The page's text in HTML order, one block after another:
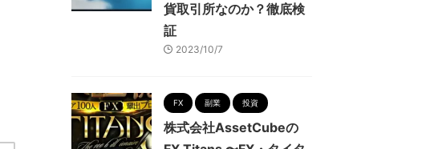
貨取引所なのか？徹底検
証
2023/10/7
FX 副業 投資
株式会社AssetCubeの